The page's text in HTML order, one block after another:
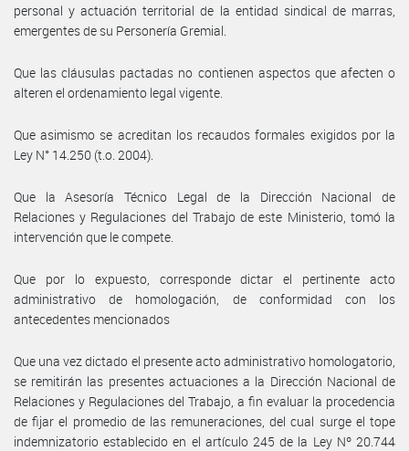
personal y actuación territorial de la entidad sindical de marras,
emergentes de su Personería Gremial.
Que las cláusulas pactadas no contienen aspectos que afecten o
alteren el ordenamiento legal vigente.
Que asimismo se acreditan los recaudos formales exigidos por la
Ley N° 14.250 (t.o. 2004).
Que la Asesoría Técnico Legal de la Dirección Nacional de
Relaciones y Regulaciones del Trabajo de este Ministerio, tomó la
intervención que le compete.
Que por lo expuesto, corresponde dictar el pertinente acto
administrativo de homologación, de conformidad con los
antecedentes mencionados
Que una vez dictado el presente acto administrativo homologatorio,
se remitirán las presentes actuaciones a la Dirección Nacional de
Relaciones y Regulaciones del Trabajo, a fin evaluar la procedencia
de fijar el promedio de las remuneraciones, del cual surge el tope
indemnizatorio establecido en el artículo 245 de la Ley Nº 20.744